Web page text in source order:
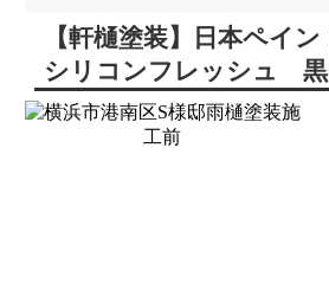
【軒樋塗装】日本ペイ
シリコンフレッシュ 黒